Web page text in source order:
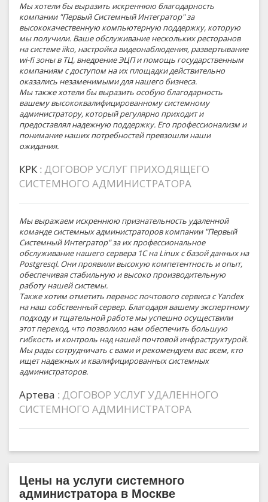
Мы хотели бы выразить искреннюю благодарность
компании "Первый Системный Интегратор" за
высококачественную компьютерную поддержку, которую
мы получили. Ваше обслуживание нескольких ресторанов
на системе iiko, настройка видеонаблюдения, развертывание
wi-fi зоны в ТЦ, внедрение ЭЦП и помощь государственным
компаниям с доступом на их площадки действительно
оказались незаменимыми для нашего бизнеса.
Мы также хотели бы выразить особую благодарность
вашему высококвалифицированному системному
администратору, который регулярно приходит и
предоставлял надежную поддержку. Его профессионализм и
понимание наших потребностей превзошли наши
ожидания.
КРК : ДОГОВОР УСЛУГ ПРИХОДЯЩЕГО
СИСТЕМНОГО АДМИНИСТРАТОРА
Мы выражаем искреннюю признательность удаленной
команде системных администраторов компании "Первый
Системный Интегратор" за их профессиональное
обслуживание нашего сервера 1С на Linux с базой данных на
Postgresql. Они проявили высокую компетентность и опыт,
обеспечивая стабильную и высоко производительную
работу нашей системы.
Также хотим отметить перенос почтового сервиса с Yandex
на наш собственный сервер. Благодаря вашему экспертному
подходу и тщательной работе мы успешно осуществили
этот переход, что позволило нам обеспечить большую
гибкость и контроль над нашей почтовой инфраструктурой.
Мы рады сотрудничать с вами и рекомендуем вас всем, кто
ищет надежных и квалифицированных системных
администраторов.
Артева : ДОГОВОР УСЛУГ УДАЛЕННОГО
СИСТЕМНОГО АДМИНИСТРАТОРА
Цены на услуги системного
администратора в Москве